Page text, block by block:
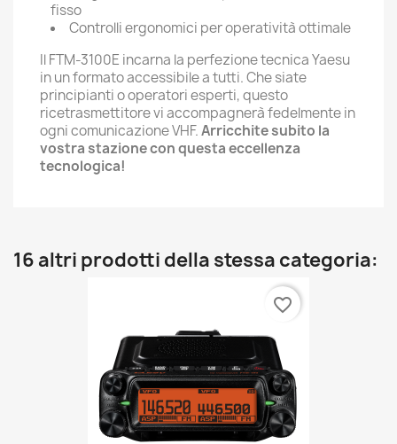
fisso
Controlli ergonomici per operatività ottimale
Il FTM-3100E incarna la perfezione tecnica Yaesu
in un formato accessibile a tutti. Che siate
principianti o operatori esperti, questo
ricetrasmettitore vi accompagnerà fedelmente in
ogni comunicazione VHF.Arricchite subito la
vostra stazione con questa eccellenza
tecnologica!
16 altri prodotti della stessa categoria:
favorite_border